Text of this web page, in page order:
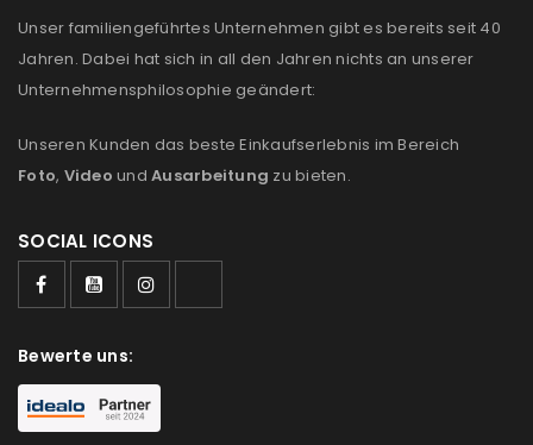
Angemeldet bleiben
ANMELDEN
REGISTRIEREN
Unser familiengeführtes Unternehmen gibt es bereits seit 40
Jahren. Dabei hat sich in all den Jahren nichts an unserer
Unternehmensphilosophie geändert:
Unseren Kunden das beste Einkaufserlebnis im Bereich
Foto, Video und Ausarbeitung zu bieten.
SOCIAL ICONS
Bewerte uns: